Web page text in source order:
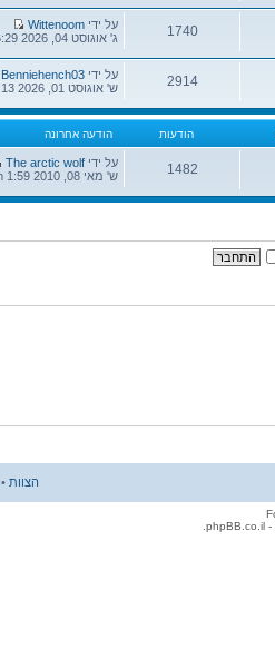
הודעות
1740
הודעות
הודעה
אחרונה
על ידי Wittenoom
ג' אוגוסט 04, 2026 6:29 am
2914
הודעות
הודעה
אחרונה
על ידי Benniehench03
ש' אוגוסט 01, 2026 4:13 am
הודעות הודעה אחרונה
1482
הודעות
הודעה
אחרונה
על ידי The arctic wolf
ש' מאי 08, 2010 1:59 pm
הצוות •